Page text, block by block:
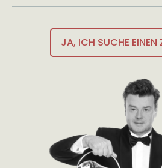
JA, ICH SUCHE EINEN